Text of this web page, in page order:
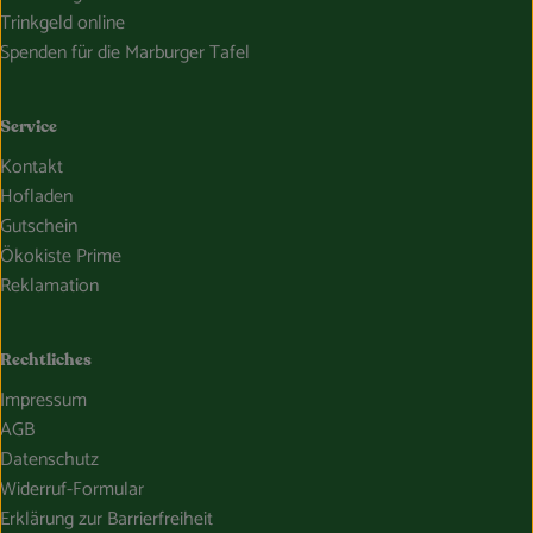
Trinkgeld online
Spenden für die Marburger Tafel
Service
Kontakt
Hofladen
Gutschein
Ökokiste Prime
Reklamation
Rechtliches
Impressum
AGB
Datenschutz
Widerruf-Formular
Erklärung zur Barrierfreiheit